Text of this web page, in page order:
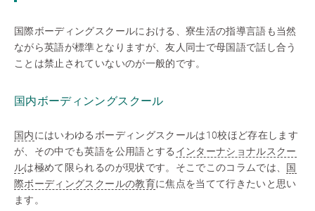
国際ボーディングスクールにおける、寮生活の指導言語も当然
ながら英語が標準となりますが、友人同士で母国語で話し合う
ことは禁止されていないのが一般的です。
国内ボーディンングスクール
国内にはいわゆるボーディングスクールは10校ほど存在します
が、その中でも英語を公用語とする インターナショナルスクー
ルは極めて限られるのが現状です。そこでこのコラムでは、 国
際ボーディングスクールの教育に焦点を当てて行きたいと思い
ます。